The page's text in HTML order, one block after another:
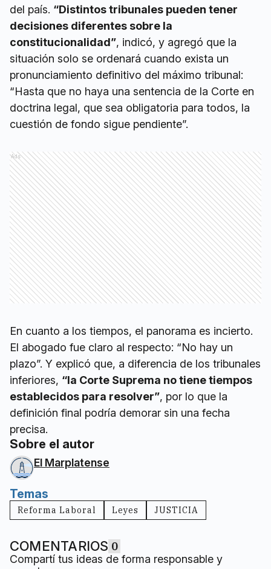
del país. “Distintos tribunales pueden tener
decisiones diferentes sobre la
constitucionalidad”, indicó, y agregó que la
situación solo se ordenará cuando exista un
pronunciamiento definitivo del máximo tribunal:
“Hasta que no haya una sentencia de la Corte en
doctrina legal, que sea obligatoria para todos, la
cuestión de fondo sigue pendiente”.
Ads
En cuanto a los tiempos, el panorama es incierto.
El abogado fue claro al respecto: “No hay un
plazo”. Y explicó que, a diferencia de los tribunales
inferiores, “la Corte Suprema no tiene tiempos
establecidos para resolver”, por lo que la
definición final podría demorar sin una fecha
precisa.
Sobre el autor
El Marplatense
Temas
Reforma Laboral Leyes JUSTICIA
COMENTARIOS 0
Compartí tus ideas de forma responsable y